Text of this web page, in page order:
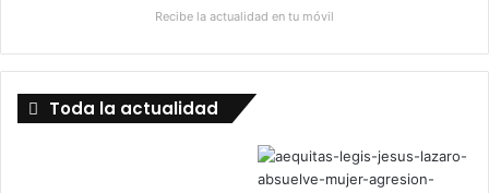
Recibe la actualidad en tu móvil
Toda la actualidad